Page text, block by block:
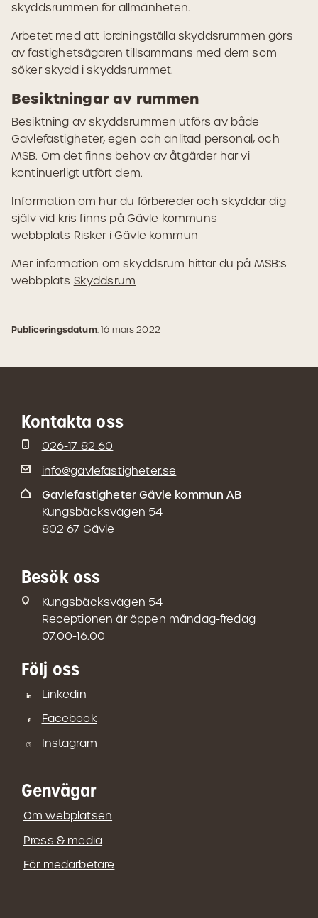
skyddsrummen för allmänheten.
Arbetet med att iordningställa skyddsrummen görs
av fastighetsägaren tillsammans med dem som
söker skydd i skyddsrummet.
Besiktningar av rummen
Besiktning av skyddsrummen utförs av både
Gavlefastigheter, egen och anlitad personal, och
MSB. Om det finns behov av åtgärder har vi
kontinuerligt utfört dem.
Information om hur du förbereder och skyddar dig
själv vid kris finns på Gävle kommuns
webbplats Risker i Gävle kommun
Mer information om skyddsrum hittar du på MSB:s
webbplats Skyddsrum
Publiceringsdatum: 16 mars 2022
Kontakta oss
026-17 82 60
info@gavlefastigheter.se
Gavlefastigheter Gävle kommun AB
Kungsbäcksvägen 54
802 67 Gävle
Besök oss
Kungsbäcksvägen 54
Receptionen är öppen måndag-fredag
07.00-16.00
Följ oss
Linkedin
Facebook
Instagram
Genvägar
Om webplatsen
Press & media
För medarbetare